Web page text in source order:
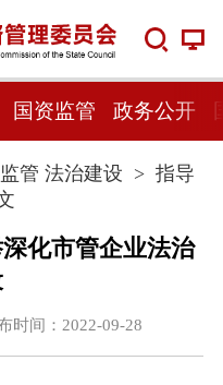
国资监管 政务公开
管 法治建设 > 指导
化市管企业法治
间：2022-09-28